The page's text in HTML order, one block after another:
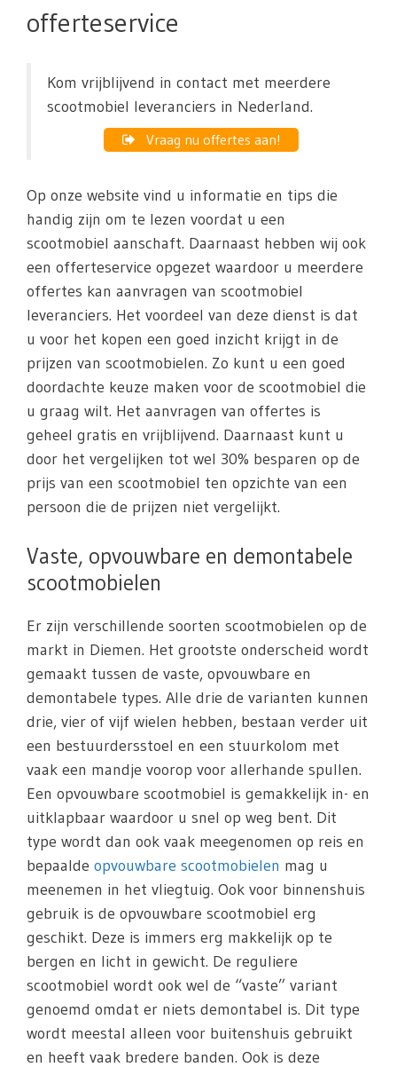
offerteservice
Kom vrijblijvend in contact met meerdere
scootmobiel leveranciers in Nederland.
Vraag nu offertes aan!
Op onze website vind u informatie en tips die
handig zijn om te lezen voordat u een
scootmobiel aanschaft. Daarnaast hebben wij ook
een offerteservice opgezet waardoor u meerdere
offertes kan aanvragen van scootmobiel
leveranciers. Het voordeel van deze dienst is dat
u voor het kopen een goed inzicht krijgt in de
prijzen van scootmobielen. Zo kunt u een goed
doordachte keuze maken voor de scootmobiel die
u graag wilt. Het aanvragen van offertes is
geheel gratis en vrijblijvend. Daarnaast kunt u
door het vergelijken tot wel 30% besparen op de
prijs van een scootmobiel ten opzichte van een
persoon die de prijzen niet vergelijkt.
Vaste, opvouwbare en demontabele
scootmobielen
Er zijn verschillende soorten scootmobielen op de
markt in Diemen. Het grootste onderscheid wordt
gemaakt tussen de vaste, opvouwbare en
demontabele types. Alle drie de varianten kunnen
drie, vier of vijf wielen hebben, bestaan verder uit
een bestuurdersstoel en een stuurkolom met
vaak een mandje voorop voor allerhande spullen.
Een opvouwbare scootmobiel is gemakkelijk in- en
uitklapbaar waardoor u snel op weg bent. Dit
type wordt dan ook vaak meegenomen op reis en
bepaalde opvouwbare scootmobielen mag u
meenemen in het vliegtuig. Ook voor binnenshuis
gebruik is de opvouwbare scootmobiel erg
geschikt. Deze is immers erg makkelijk op te
bergen en licht in gewicht. De reguliere
scootmobiel wordt ook wel de “vaste” variant
genoemd omdat er niets demontabel is. Dit type
wordt meestal alleen voor buitenshuis gebruikt
en heeft vaak bredere banden. Ook is deze